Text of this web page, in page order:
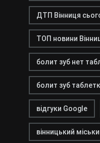
ДТП Вінниця
ТОП новини
болит зуб нет
болит зуб
відгуки Google
вінницький